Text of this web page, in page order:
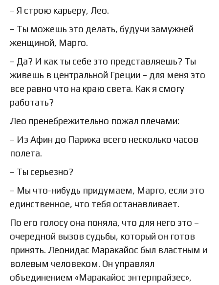
– Я строю карьеру, Лео.
– Ты можешь это делать, будучи замужней
женщиной, Марго.
– Да? И как ты себе это представляешь? Ты
живешь в центральной Греции – для меня это
все равно что на краю света. Как я смогу
работать?
Лео пренебрежительно пожал плечами:
– Из Афин до Парижа всего несколько часов
полета.
– Ты серьезно?
– Мы что-нибудь придумаем, Марго, если это
единственное, что тебя останавливает.
По его голосу она поняла, что для него это –
очередной вызов судьбы, который он готов
принять. Леонидас Маракайос был властным и
волевым человеком. Он управлял
объединением «Маракайос энтерпрайзес»,